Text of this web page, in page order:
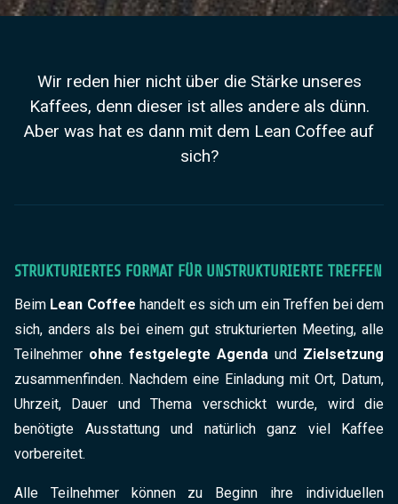
Wir reden hier nicht über die Stärke unseres
Kaffees, denn dieser ist alles andere als dünn.
Aber was hat es dann mit dem Lean Coffee auf
sich?
STRUKTURIERTES FORMAT FÜR UNSTRUKTURIERTE TREFFEN
Beim Lean Coffee handelt es sich um ein Treffen bei dem
sich, anders als bei einem gut strukturierten Meeting, alle
Teilnehmer ohne festgelegte Agenda und Zielsetzung
zusammenfinden. Nachdem eine Einladung mit Ort, Datum,
Uhrzeit, Dauer und Thema verschickt wurde, wird die
benötigte Ausstattung und natürlich ganz viel Kaffee
vorbereitet.
Alle Teilnehmer können zu Beginn ihre individuellen